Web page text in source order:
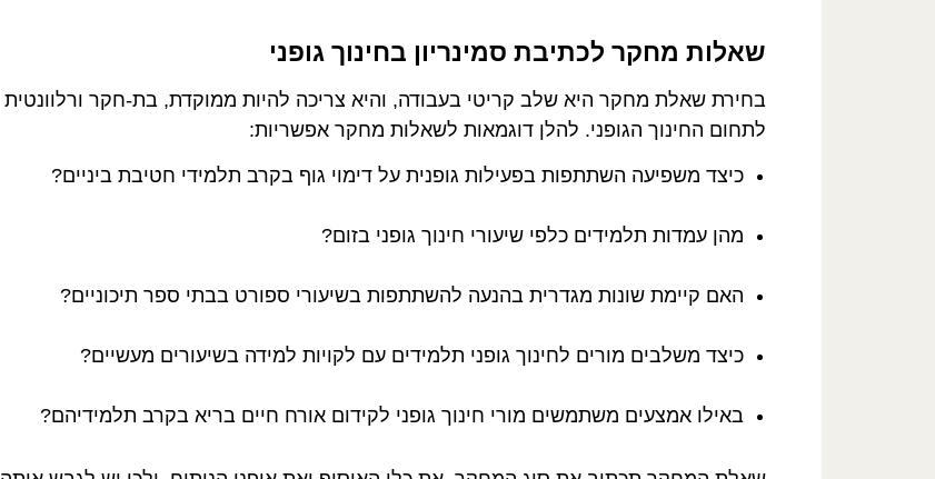
שאלות מחקר לכתיבת סמינריון בחינוך גופני
בחירת שאלת מחקר היא שלב קריטי בעבודה, והיא צריכה להיות ממוקדת, בת-חקר ורלוונטית
לתחום החינוך הגופני. להלן דוגמאות לשאלות מחקר אפשריות:
כיצד משפיעה השתתפות בפעילות גופנית על דימוי גוף בקרב תלמידי חטיבת ביניים?
מהן עמדות תלמידים כלפי שיעורי חינוך גופני בזום?
האם קיימת שונות מגדרית בהנעה להשתתפות בשיעורי ספורט בבתי ספר תיכוניים?
כיצד משלבים מורים לחינוך גופני תלמידים עם לקויות למידה בשיעורים מעשיים?
באילו אמצעים משתמשים מורי חינוך גופני לקידום אורח חיים בריא בקרב תלמידיהם?